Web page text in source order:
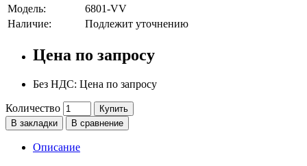
Модель:
6801-VV
Наличие:
Подлежит уточнению
Цена по запросу
Без НДС: Цена по запросу
Количество
Купить
В закладки
В сравнение
Описание